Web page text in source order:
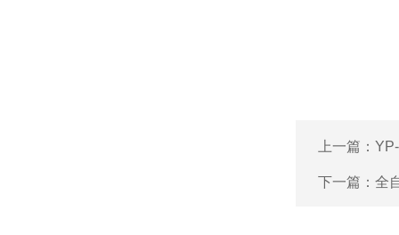
上一篇：
下一篇： 全